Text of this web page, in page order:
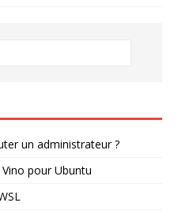
un administrateur ?
pour Ubuntu